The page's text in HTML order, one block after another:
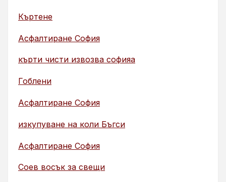
Къртене
Асфалтиране София
кърти чисти извозва софияа
Гоблени
Асфалтиране София
изкупуване на коли Бъгси
Асфалтиране София
Соев восък за свещи